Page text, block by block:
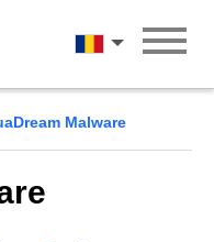
Română
Malware